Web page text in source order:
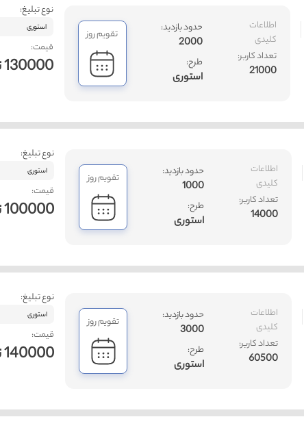
نوع تبلیغ:
استوری
قیمت:
130000 تومان
اطلاعات
کلیدی
تعداد کاربر:
21000
حدود بازدید:
2000
طرح:
استوری
تقویم روز
نوع تبلیغ:
استوری
قیمت:
100000 تومان
اطلاعات
کلیدی
تعداد کاربر:
14000
حدود بازدید:
1000
طرح:
استوری
تقویم روز
نوع تبلیغ:
استوری
قیمت:
140000 تومان
اطلاعات
کلیدی
تعداد کاربر:
60500
حدود بازدید:
3000
طرح:
استوری
تقویم روز